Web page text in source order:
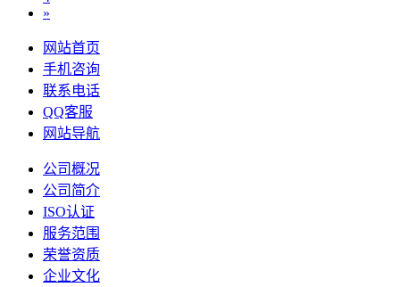
»
网站首页
手机咨询
联系电话
QQ客服
网站导航
公司概况
公司简介
ISO认证
服务范围
荣誉资质
企业文化